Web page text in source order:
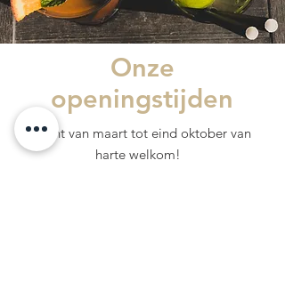
Onze
openingstijden
U bent van maart tot eind oktober van
harte welkom!